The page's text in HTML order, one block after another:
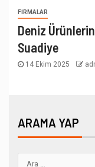
FIRMALAR
Deniz
Suadiye
14 Ekim 2025
ARAMA YAP